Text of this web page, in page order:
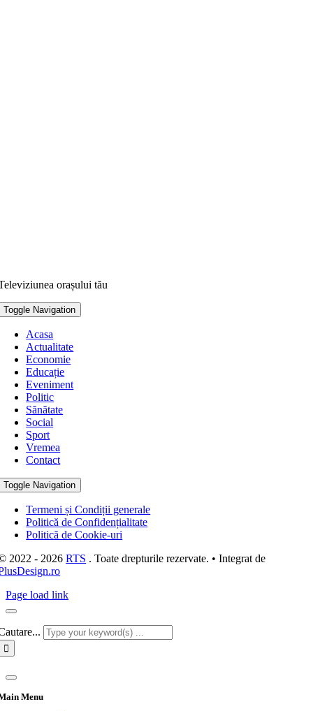
orașului tău
Toggle Navigation
Acasa
Actualitate
Economie
Educație
Eveniment
Politic
Sănătate
Social
Sport
Vremea
Contact
Toggle Navigation
Termeni și Condiții generale
Politică de Confidențialitate
Politică de Cookie-uri
2022 - 2026RTS . Toate drepturile rezervate. • Integrat de
Page load link
Menu